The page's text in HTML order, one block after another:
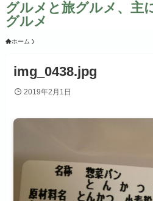
グルメと旅グルメ、主
グルメ
ホーム
img_0438.jpg
2019年2月1日